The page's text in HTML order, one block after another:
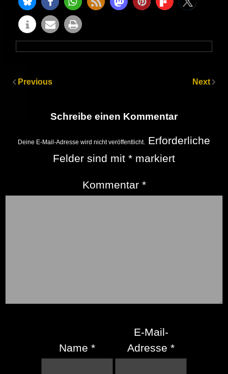
Previous Next
Schreibe einen Kommentar
Deine E-Mail-Adresse wird nicht veröffentlicht. Erforderliche
Felder sind mit * markiert
Kommentar *
Name *
E-Mail-
Adresse*